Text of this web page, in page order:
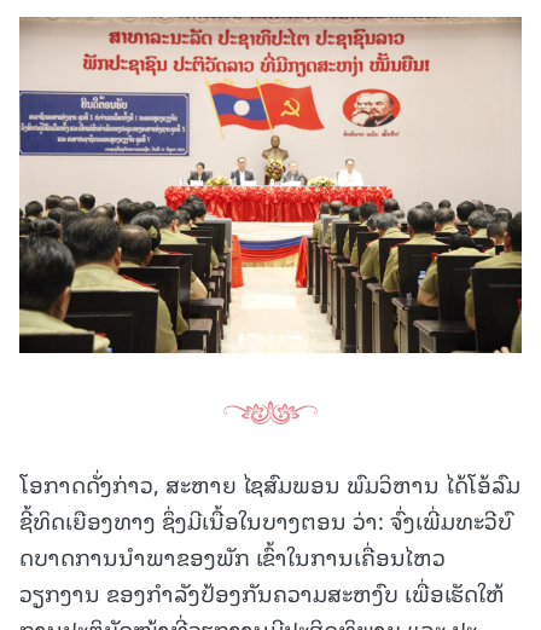
ໂອກາດດັ່ງກ່າວ, ສະຫາຍ ໄຊສົມພອນ ພົມວິຫານ ໄດ້ໂອ້ລົມ
ຊີ້ທິດເຍືອງທາງ ຊຶ່ງມີເນື້ອໃນບາງຕອນ ວ່າ: ຈົ່ງເພີ່ມທະວີບົ
ດບາດການນໍາພາຂອງພັກ ເຂົ້າໃນການເຄື່ອນໄຫວ
ວຽກງານ ຂອງກໍາລັງປ້ອງກັນຄວາມສະຫງົບ ເພື່ອເຮັດໃຫ້